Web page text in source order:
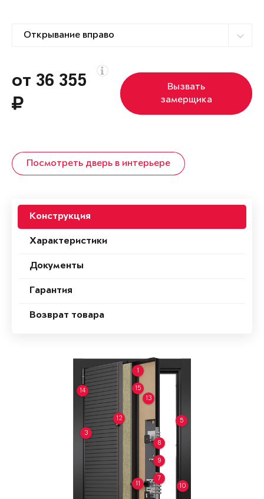
от 36 355
Вызвать
замерщика
Посмотреть дверь в интерьере
Конструкция
Характеристики
Документы
Гарантия
Возврат товара
1
3
5
7
8
9
10
11
12
13
14 15